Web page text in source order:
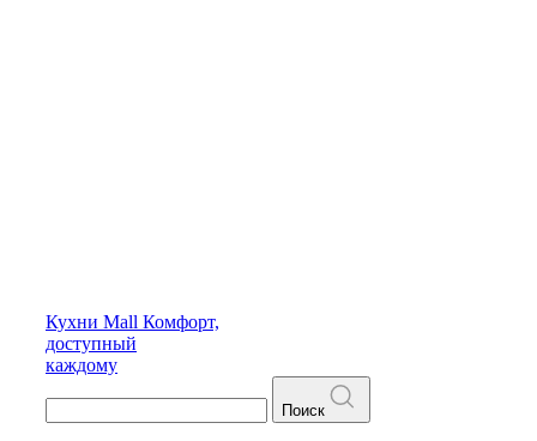
Кухни Mall Комфорт,
доступный
каждому
Поиск